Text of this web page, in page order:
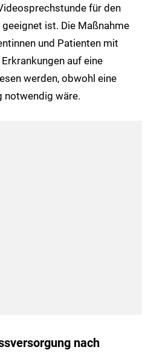
für den
ist. Die Maßnahme
und Patienten mit
auf eine
werden, obwohl eine
notwendig wäre.
nach